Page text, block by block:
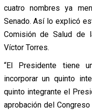
cuatro nombres ya
Senado. Así lo explicó
Comisión de Salud de
Víctor Torres.
“El Presidente tiene
incorporar un quinto
quinto integrante el
aprobación del